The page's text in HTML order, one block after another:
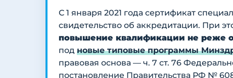
С 1 января 2021 года сертификат
свидетельство об аккредитации. При
повышение квалификации не реже
под новые типовые программы
правовая основа — ч. 7 ст. 76
постановление Правительства РФ №